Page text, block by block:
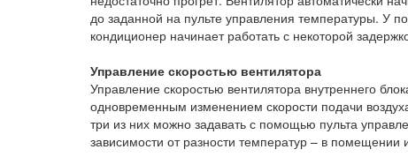
до заданной на пульте управления температуры. У
кондиционер начинает работать с некоторой
Управление скоростью вентилятора
Управление скоростью вентилятора внутреннего
одновременным изменением скорости подачи
три из них можно задавать с помощью пульта
зависимости от разности температур – в помещении